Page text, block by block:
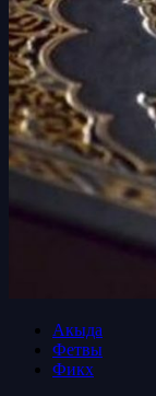
Акыда
Фетвы
Фикх